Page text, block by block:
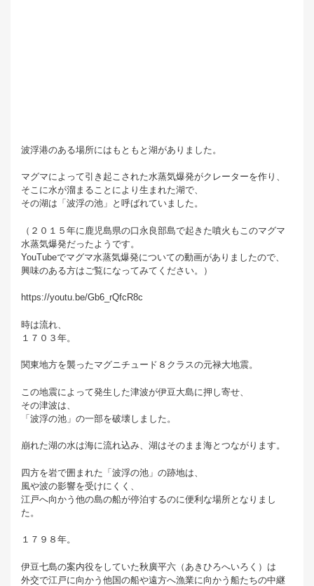
波浮港のある場所にはもともと湖がありました。
マグマによって引き起こされた水蒸気爆発がクレーターを作り、
そこに水が溜まることにより生まれた湖で、
その湖は「波浮の池」と呼ばれていました。
（２０１５年に鹿児島県の口永良部島で起きた噴火もこのマグマ
水蒸気爆発だったようです。
YouTubeでマグマ水蒸気爆発についての動画がありましたので、
興味のある方はご覧になってみてください。）
https://youtu.be/Gb6_rQfcR8c
時は流れ、
１７０３年。
関東地方を襲ったマグニチュード８クラスの元禄大地震。
この地震によって発生した津波が伊豆大島に押し寄せ、
その津波は、
「波浮の池」の一部を破壊しました。
崩れた湖の水は海に流れ込み、湖はそのまま海とつながります。
四方を岩で囲まれた「波浮の池」の跡地は、
風や波の影響を受けにくく、
江戸へ向かう他の島の船が停泊するのに便利な場所となりまし
た。
１７９８年。
伊豆七島の案内役をしていた秋廣平六（あきひろへいろく）は
外交で江戸に向かう他国の船や遠方へ漁業に向かう船たちの中継